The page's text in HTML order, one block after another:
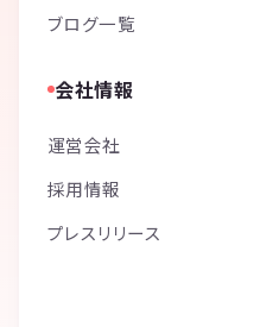
ブログ一覧
会社情報
運営会社
採用情報
プレスリリース